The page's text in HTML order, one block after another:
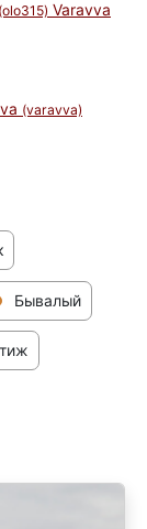
(olo315) Varavva
(varavva)
Бывалый